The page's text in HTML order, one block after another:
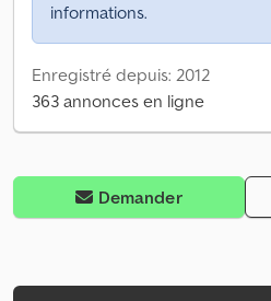
informations.
Enregistré depuis: 2012
363 annonces en ligne
Demander